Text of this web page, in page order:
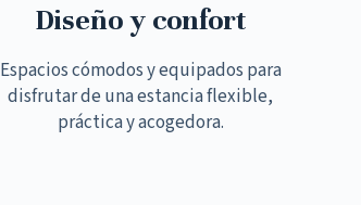
Diseño y confort
Espacios cómodos y equipados para
disfrutar de una estancia flexible,
práctica y acogedora.